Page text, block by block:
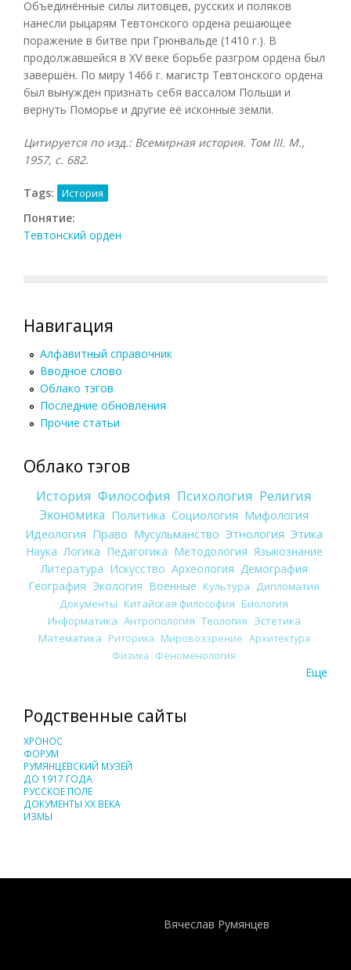
Объединённые силы литовцев, русских и поляков
нанесли рыцарям Тевтонского ордена решающее
поражение в битве при Грюнвальде (1410 г.). В
продолжавшейся в XV веке борьбе разгром ордена был
завершён. По миру 1466 г. магистр Тевтонского ордена
был вынужден признать себя вассалом Польши и
вернуть Поморье и другие её исконные земли.
Цитируется по изд.: Всемирная история. Том III. М.,
1957, с. 682.
Tags: История
Понятие:
Тевтонский орден
Навигация
Алфавитный справочник
Вводное слово
Облако тэгов
Последние обновления
Прочие статьи
Облако тэгов
История Философия Психология Религия
Экономика Политика Социология Мифология
Идеология Право Мусульманство Этнология Этика
Наука Логика Педагогика Методология Языкознание
Литература Искусство Археология Демография
География Экология Военные Культура
Дипломатия
Документы Китайская философия Биология
Информатика Антропология Теология Эстетика
Математика Риторика Мировоззрение Архитектура
Физика Феноменология
Еще
Родственные сайты
ХРОНОС
ФОРУМ
РУМЯНЦЕВСКИЙ МУЗЕЙ
ДО 1917 ГОДА
РУССКОЕ ПОЛЕ
ДОКУМЕНТЫ XX ВЕКА
ИЗМЫ
Вячеслав Румянцев